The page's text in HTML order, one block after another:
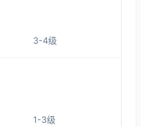
05:00
3-4级
1-3级